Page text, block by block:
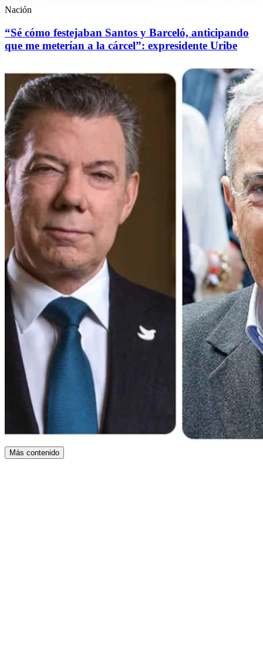
Nación
“Sé cómo festejaban Santos y Barceló, anticipando
que me meterían a la cárcel”: expresidente Uribe
Más contenido